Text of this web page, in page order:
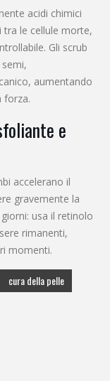
acidi chimici
tra le cellule morte,
Gli scrub
aumentando
forza.
e
accelerano il
gravemente la
usa il retinolo
rimanenti,
momenti.
cura della pelle